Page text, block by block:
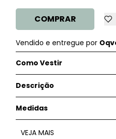
COMPRAR
Vendido e entregue por
Como Vestir
Descrição
Medidas
VEJA MAIS